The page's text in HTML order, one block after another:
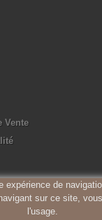
expérience de
sur ce site,
l'usage.
Vente